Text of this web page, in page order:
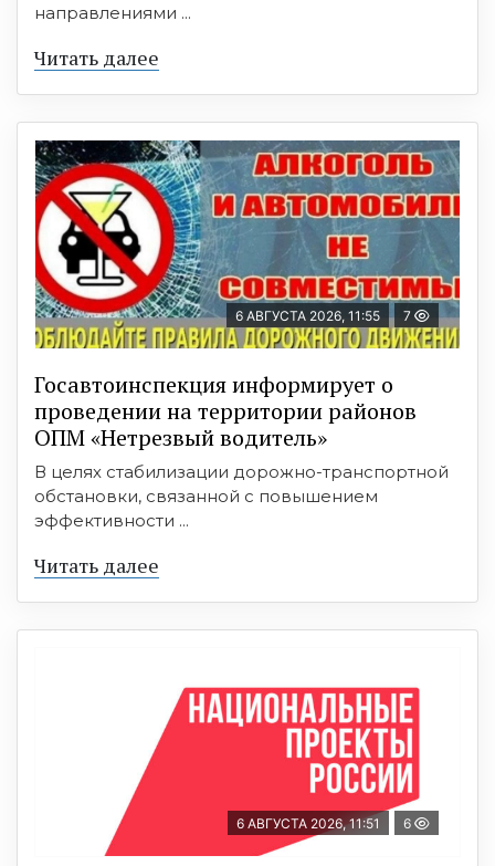
направлениями ...
Читать далее
6 АВГУСТА 2026, 11:55 7
Госавтоинспекция информирует о
проведении на территории районов
ОПМ «Нетрезвый водитель»
В целях стабилизации дорожно-транспортной
обстановки, связанной с повышением
эффективности ...
Читать далее
6 АВГУСТА 2026, 11:51 6